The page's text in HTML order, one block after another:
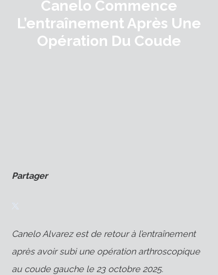
Canelo Commence
L’entraînement Après Une
Opération Du Coude
Partager
Canelo Alvarez est de retour à l’entraînement
après avoir subi une opération arthroscopique
au coude gauche le 23 octobre 2025.